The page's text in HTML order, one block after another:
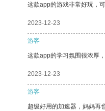
这款app的游戏非常好玩，
2023-12-23
游客
这款app的学习氛围很浓厚
2023-12-23
游客
超级好用的加速器，妈妈再